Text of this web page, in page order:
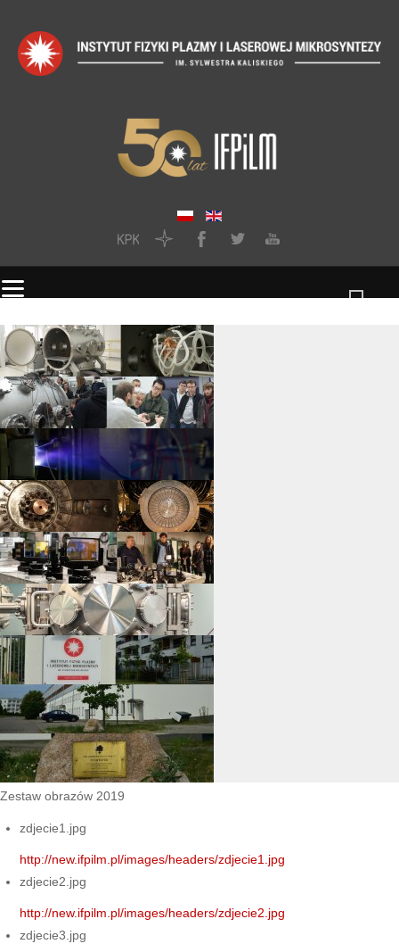
Zestaw obrazów 2019
zdjecie1.jpg
http://new.ifpilm.pl/images/headers/zdjecie1.jpg
zdjecie2.jpg
http://new.ifpilm.pl/images/headers/zdjecie2.jpg
zdjecie3.jpg